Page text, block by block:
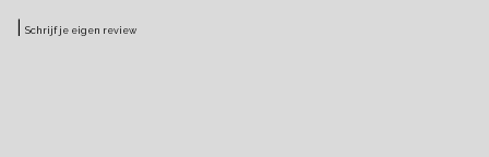
Schrijf je eigen review